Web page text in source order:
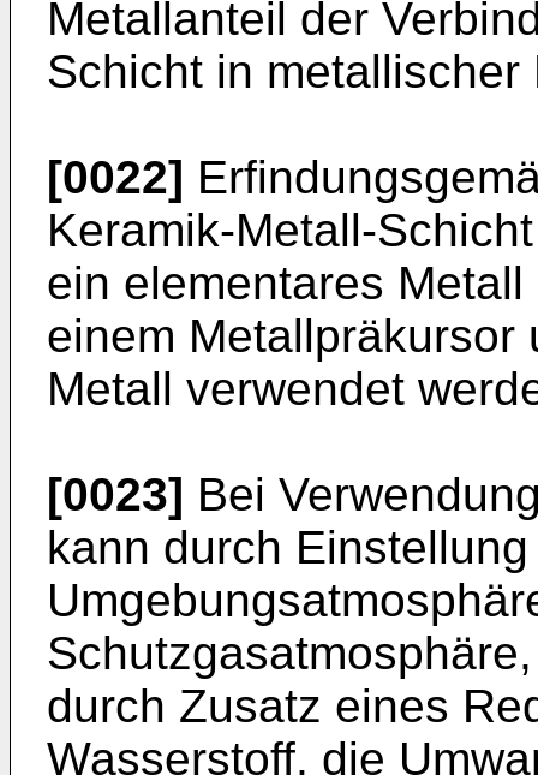
Metallanteil der
Schicht in metallischer
[0022]
Keramik-Metall-
ein elementares
einem Metallpräkursor
Metall verwendet
[0023] Bei
kann durch
durch Zusatz eines
Wasserstoff, die